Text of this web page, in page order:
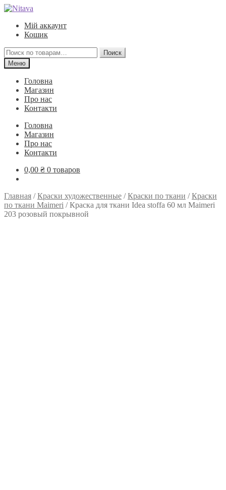
Перейти
навигации
Перейти
содержимому
Мій аккаунт
Кошик
Искать:
Поиск
Меню
Головна
Магазин
Про нас
Контакти
Головна
Магазин
Про нас
Контакти
0,00 ₴ 0 товаров
Главная /Краски художественные /Краски по ткани /Краски
по ткани Maimeri /Краска для ткани Idea stoffa 60 мл Maimeri
203 розовый покрывной